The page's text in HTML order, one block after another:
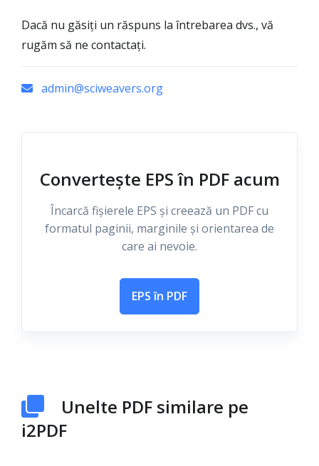
Dacă nu găsiți un răspuns la întrebarea dvs., vă
rugăm să ne contactați.
admin@sciweavers.org
Convertește EPS în PDF acum
Încarcă fișierele EPS și creează un PDF cu
formatul paginii, marginile și orientarea de
care ai nevoie.
EPS în PDF
Unelte PDF similare pe
i2PDF